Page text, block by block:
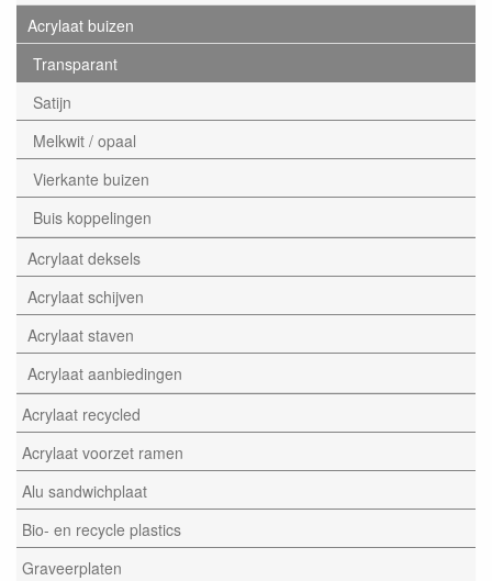
Acrylaat buizen
Transparant
Satijn
Melkwit / opaal
Vierkante buizen
Buis koppelingen
Acrylaat deksels
Acrylaat schijven
Acrylaat staven
Acrylaat aanbiedingen
Acrylaat recycled
Acrylaat voorzet ramen
Alu sandwichplaat
Bio- en recycle plastics
Graveerplaten